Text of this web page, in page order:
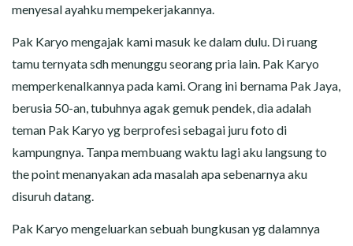
menyesal ayahku mempekerjakannya.
Pak Karyo mengajak kami masuk ke dalam dulu. Di ruang
tamu ternyata sdh menunggu seorang pria lain. Pak Karyo
memperkenalkannya pada kami. Orang ini bernama Pak Jaya,
berusia 50-an, tubuhnya agak gemuk pendek, dia adalah
teman Pak Karyo yg berprofesi sebagai juru foto di
kampungnya. Tanpa membuang waktu lagi aku langsung to
the point menanyakan ada masalah apa sebenarnya aku
disuruh datang.
Pak Karyo mengeluarkan sebuah bungkusan yg dalamnya